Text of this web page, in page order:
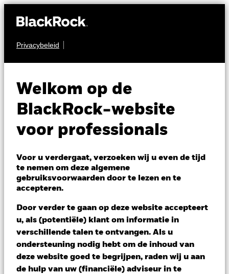
Privacybeleid
Welkom op de
BlackRock-website
voor professionals
Voor u verdergaat, verzoeken wij u even de tijd
te nemen om deze algemene
gebruiksvoorwaarden door te lezen en te
accepteren.
Door verder te gaan op deze website accepteert
u, als (potentiële) klant om informatie in
verschillende talen te ontvangen. Als u
ondersteuning nodig hebt om de inhoud van
deze website goed te begrijpen, raden wij u aan
de hulp van uw (financiële) adviseur in te
OBLIGATIES
Investment Grade
Fixed Maturity Bond
Fund 2026
NAV per 06/aug/2026
EUR 10,76
Variatie 52wk: 10,70 - 10,76